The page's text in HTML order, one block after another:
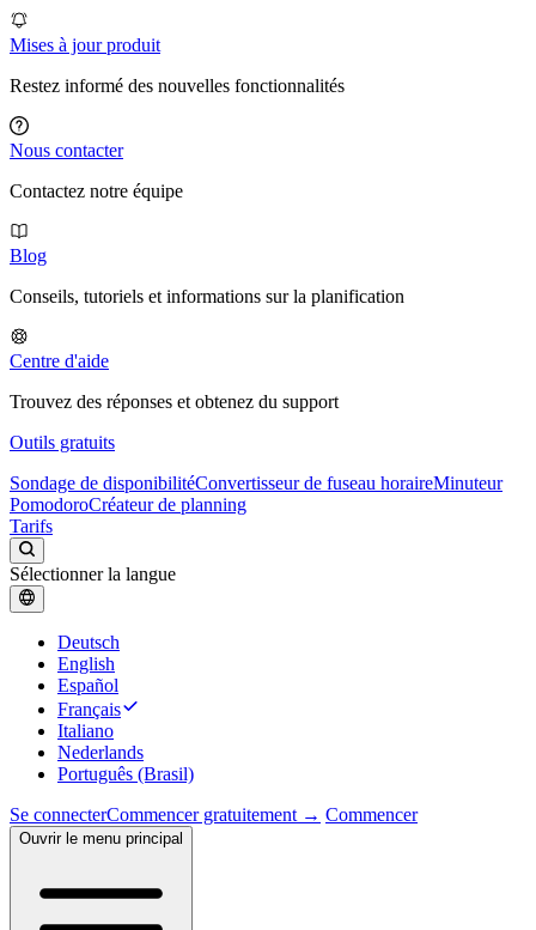
Mises à jour produit
Restez informé des nouvelles fonctionnalités
Nous contacter
Contactez notre équipe
Blog
Conseils, tutoriels et informations sur la planification
Centre d'aide
Trouvez des réponses et obtenez du support
Outils gratuits
Sondage de disponibilitéConvertisseur de fuseau horaireMinuteur
PomodoroCréateur de planning
Tarifs
Sélectionner la langue
Deutsch
English
Español
Français
Italiano
Nederlands
Português (Brasil)
Se connecterCommencer gratuitement → Commencer
Ouvrir le menu principal